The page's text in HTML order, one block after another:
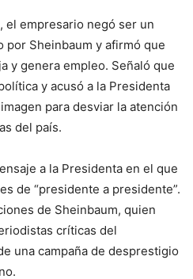
el empresario negó ser un
por Sheinbaum y afirmó que
y genera empleo. Señaló que
y acusó a la Presidenta
para desviar la atención
del país.
a la Presidenta en el que
de “presidente a presidente”.
de Sheinbaum, quien
críticas del
una campaña de desprestigio